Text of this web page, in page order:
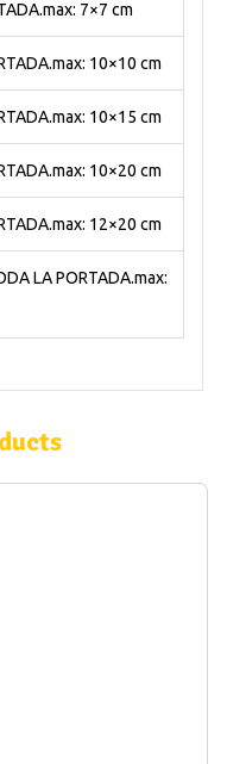
7×7 cm
10×10 cm
10×15 cm
10×20 cm
12×20 cm
LA PORTADA.max: